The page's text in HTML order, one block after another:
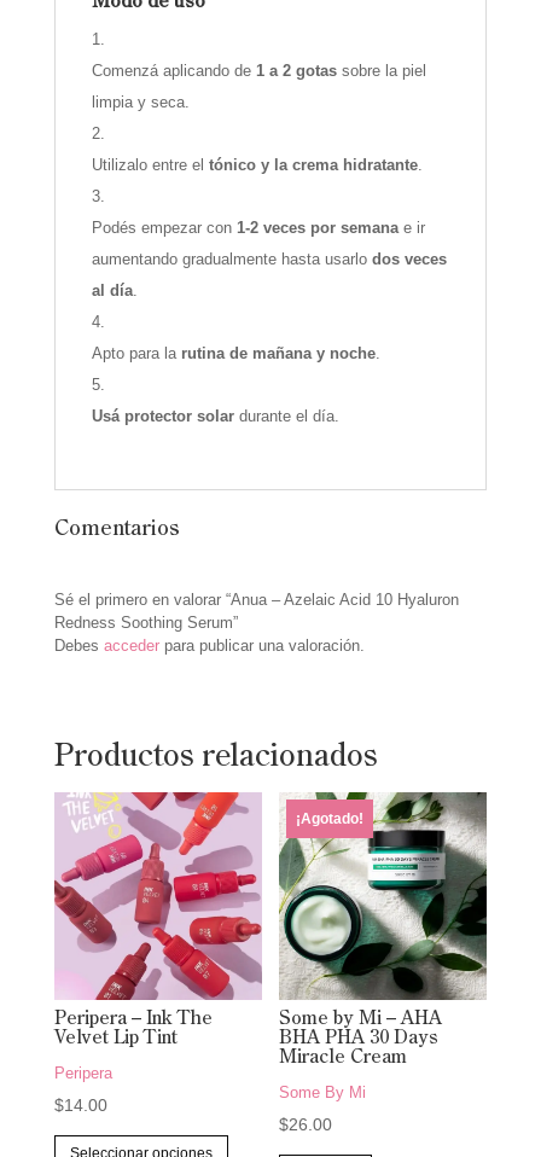
Comenzá aplicando de 1 a 2 gotassobre la piel
limpia y seca.
Utilizalo entre el tónico y la crema hidratante.
Podés empezar con 1-2 veces por semanae ir
aumentando gradualmente hasta usarlo dos veces
al día.
Apto para la rutina de mañana y noche.
Usá protector solardurante el día.
Comentarios
Sé el primero en valorar “Anua – Azelaic Acid 10 Hyaluron
Redness Soothing Serum”
Debes accederpara publicar una valoración.
Productos relacionados
Peripera – Ink The
Velvet Lip Tint
Peripera
$14.00
Seleccionar opciones
Este
¡Agotado!
Some by Mi – AHA
BHA PHA 30 Days
Miracle Cream
Some By Mi
$26.00